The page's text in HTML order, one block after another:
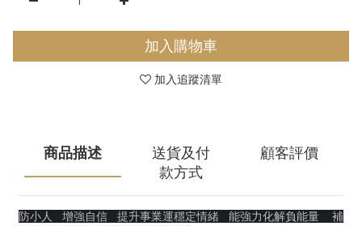
加入購物車
加入追蹤清單
商品描述
送貨及付
款方式
顧客評價
防小人 增強自信 提升事業運穩定情緒 能強力化解負能量 補